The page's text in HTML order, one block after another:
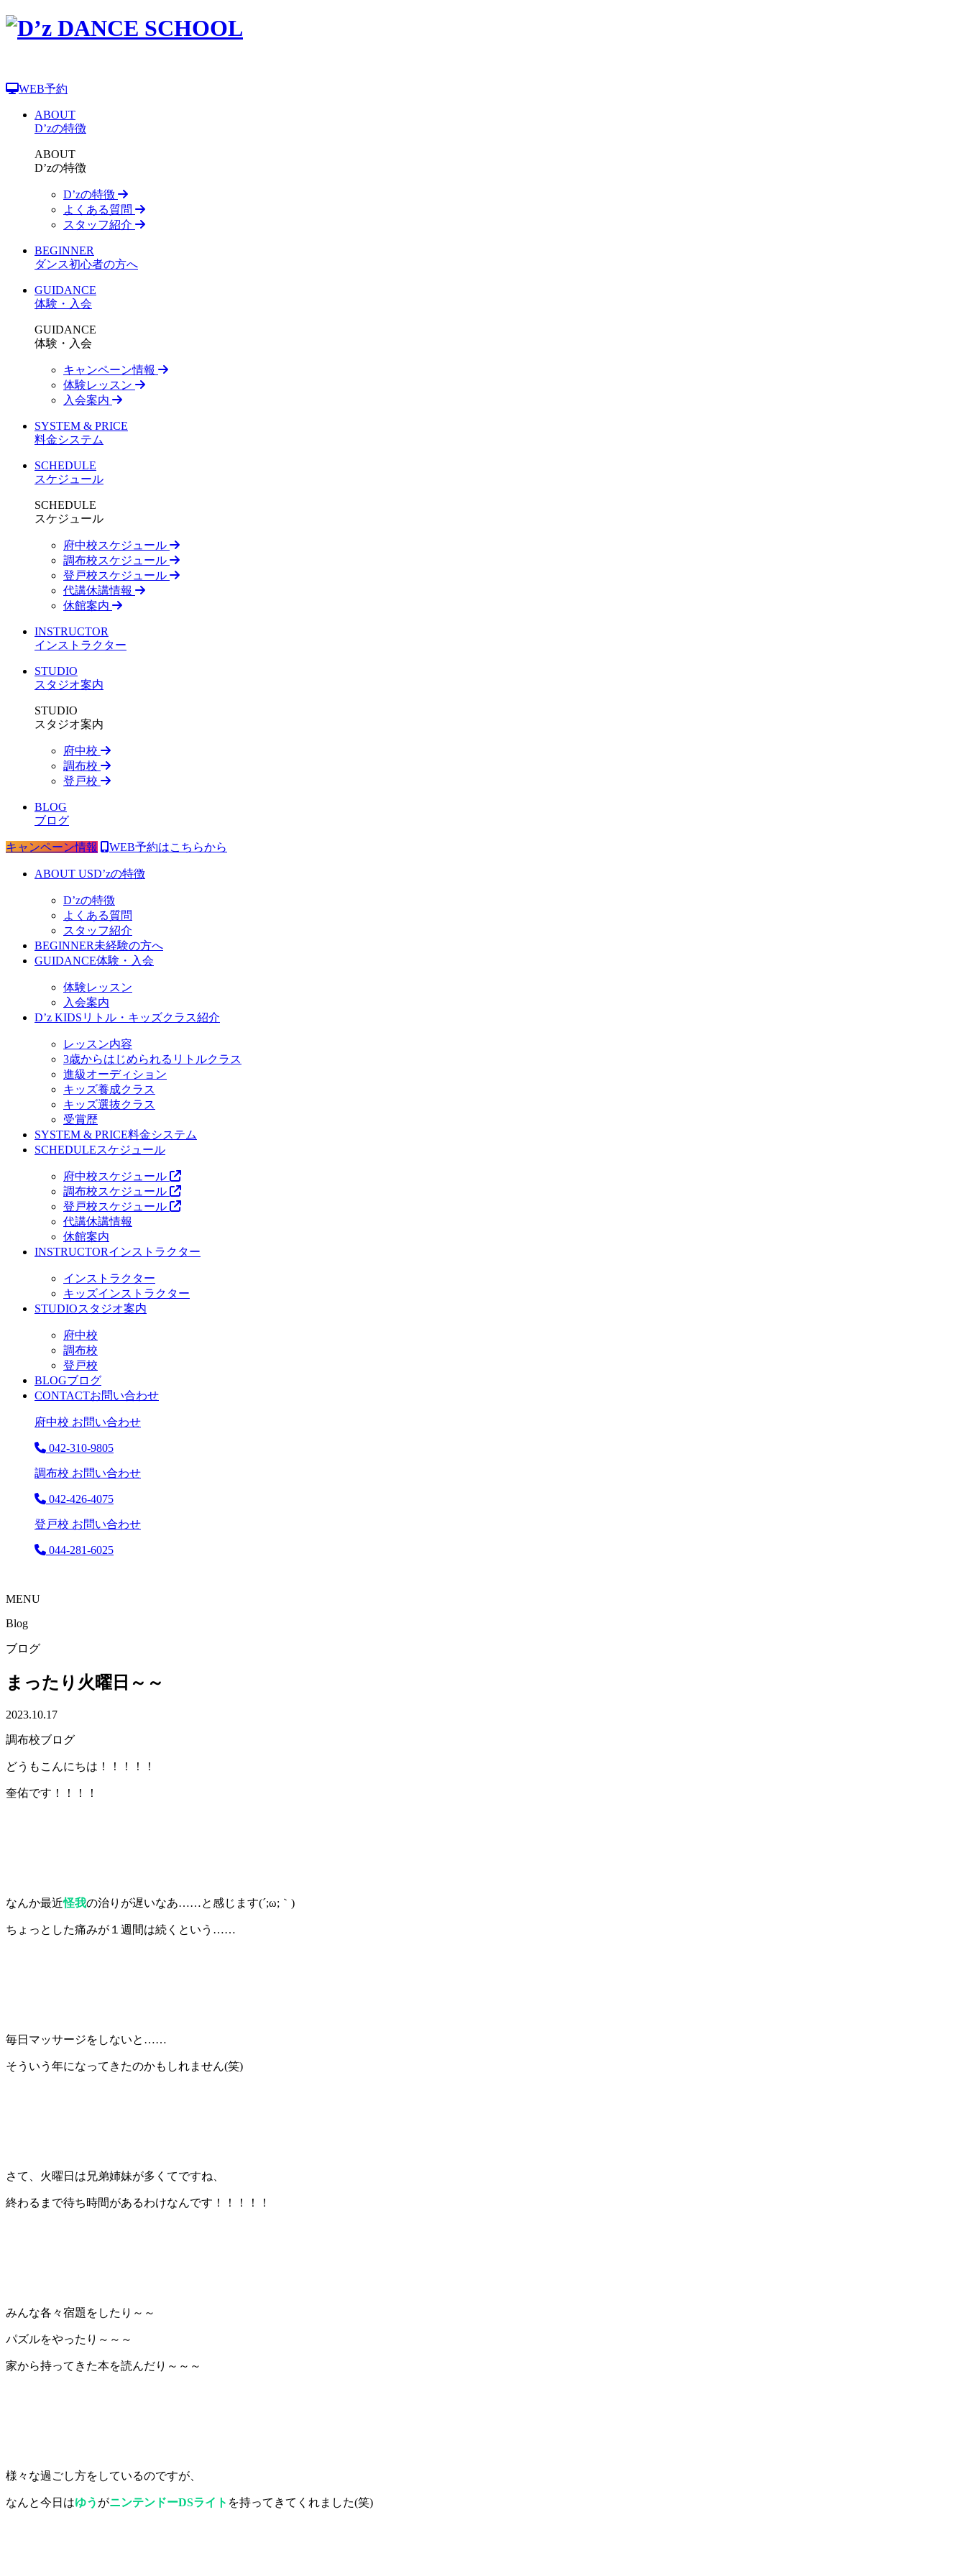
WEB予約
ABOUT
D’zの特徴
ABOUT
D’zの特徴
D’zの特徴
よくある質問
スタッフ紹介
BEGINNER
ダンス初心者の方へ
GUIDANCE
体験・入会
GUIDANCE
体験・入会
キャンペーン情報
体験レッスン
入会案内
SYSTEM & PRICE
料金システム
SCHEDULE
スケジュール
SCHEDULE
スケジュール
府中校スケジュール
調布校スケジュール
登戸校スケジュール
代講休講情報
休館案内
INSTRUCTOR
インストラクター
STUDIO
スタジオ案内
STUDIO
スタジオ案内
府中校
調布校
登戸校
BLOG
ブログ
キャンペーン情報 WEB予約はこちらから
ABOUT USD’zの特徴
D’zの特徴
よくある質問
スタッフ紹介
BEGINNER未経験の方へ
GUIDANCE体験・入会
体験レッスン
入会案内
D’z KIDS リトル・キッズクラス紹介
レッスン内容
3歳からはじめられるリトルクラス
進級オーディション
キッズ養成クラス
キッズ選抜クラス
受賞歴
SYSTEM & PRICE料金システム
SCHEDULEスケジュール
府中校スケジュール
調布校スケジュール
登戸校スケジュール
代講休講情報
休館案内
INSTRUCTORインストラクター
インストラクター
キッズインストラクター
STUDIOスタジオ案内
府中校
調布校
登戸校
BLOGブログ
CONTACTお問い合わせ
府中校 お問い合わせ
042-310-9805
調布校 お問い合わせ
042-426-4075
登戸校 お問い合わせ
044-281-6025
MENU
Blog
ブログ
まったり火曜日～～
2023.10.17
調布校ブログ
どうもこんにちは！！！！！
奎佑です！！！！
なんか最近怪我の治りが遅いなあ……と感じます(´;ω;｀)
ちょっとした痛みが１週間は続くという……
毎日マッサージをしないと……
そういう年になってきたのかもしれません(笑)
さて、火曜日は兄弟姉妹が多くてですね、
終わるまで待ち時間があるわけなんです！！！！！
みんな各々宿題をしたり～～
パズルをやったり～～～
家から持ってきた本を読んだり～～～
様々な過ごし方をしているのですが、
なんと今日はゆう がニンテンドーDSライト を持ってきてくれました(笑)